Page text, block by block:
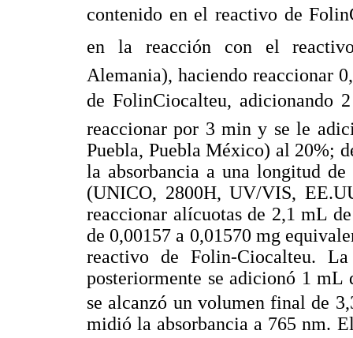
contenido en el reactivo de
en la reacción con el reactivo
Alemania), haciendo reaccionar
de FolinCiocalteu,
reaccionar por 3 min y se le
Puebla, Puebla México) al 20%;
la absorbancia a una longitud
(UNICO, 2800H, UV/VIS,
reaccionar alícuotas de 2,1 mL
de 0,00157 a 0,01570 mg
reactivo de Folin-Ciocalteu.
posteriormente se adicionó 1 mL
se alcanzó un volumen final de
midió la absorbancia a 765 nm.